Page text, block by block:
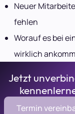
Neuer
fehlen
Worauf es bei
wirklich
Jetzt
Termin